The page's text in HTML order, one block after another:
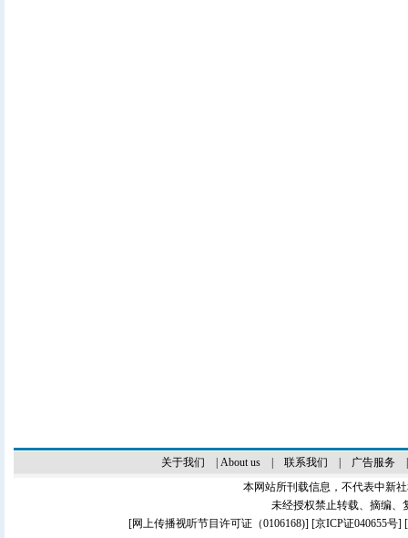
关于我们 About us| 联系我们 广告服务
本网站所刊载信息，不代表中新
未经授权禁止转载、摘编、
[网上传播视听节目许可证（0106168)] [京ICP证040655号]